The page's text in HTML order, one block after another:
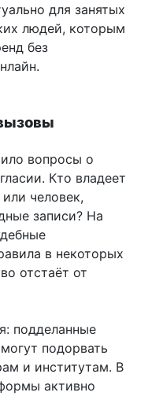
для занятых
людей, которым
без
вопросы о
Кто владеет
человек,
записи? На
в некоторых
отстаёт от
подделанные
подорвать
и институтам. В
активно